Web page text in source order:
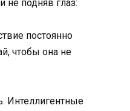
не подняв глаз:
постоянно
чтобы она не
Интеллигентные